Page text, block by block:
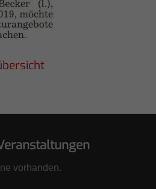
vorhanden.